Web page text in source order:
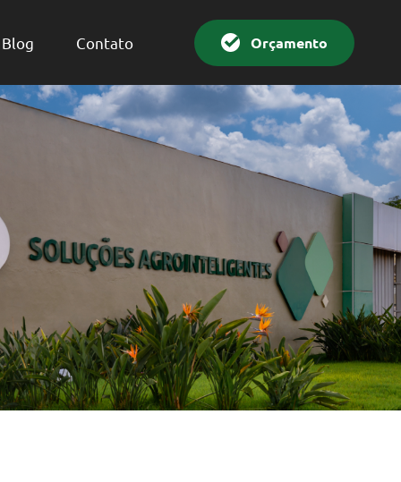
Blog Contato Orçamento